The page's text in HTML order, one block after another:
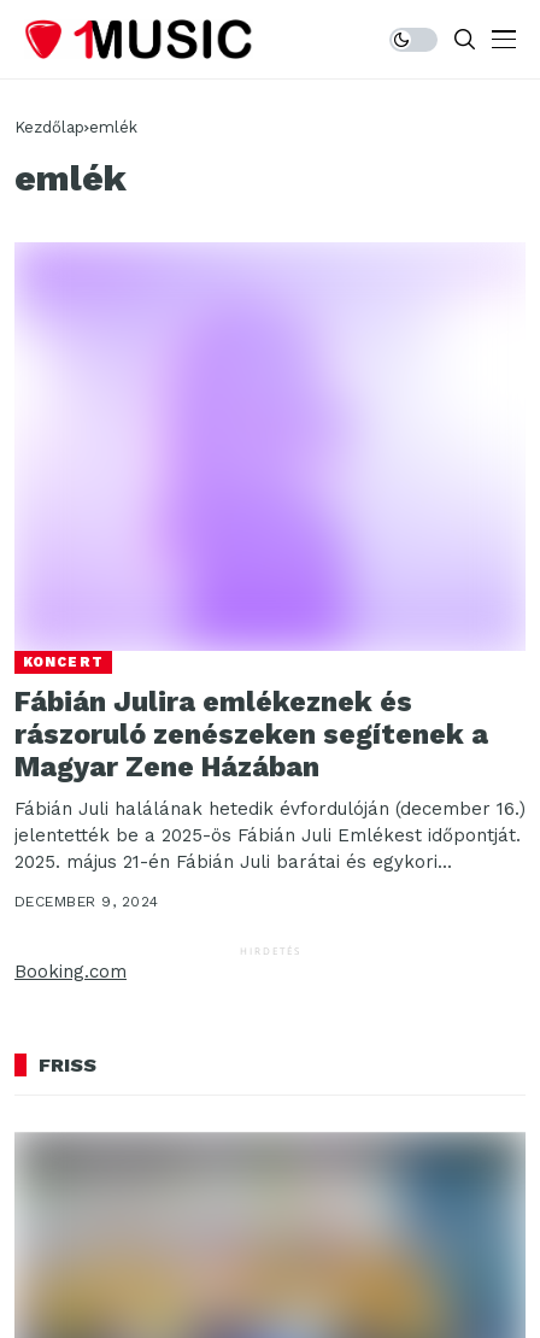
Kezdőlap emlék
emlék
KONCERT
Fábián Julira emlékeznek és
rászoruló zenészeken segítenek a
Magyar Zene Házában
Fábián Juli halálának hetedik évfordulóján (december 16.)
jelentették be a 2025-ös Fábián Juli Emlékest időpontját.
2025. május 21-én Fábián Juli barátai és egykori...
DECEMBER 9, 2024
HIRDETÉS
Booking.com
FRISS